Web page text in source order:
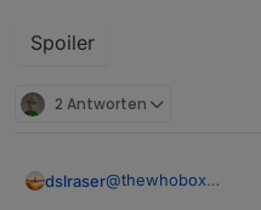
Spoiler
2 Antworten
dslraser@thewhobox